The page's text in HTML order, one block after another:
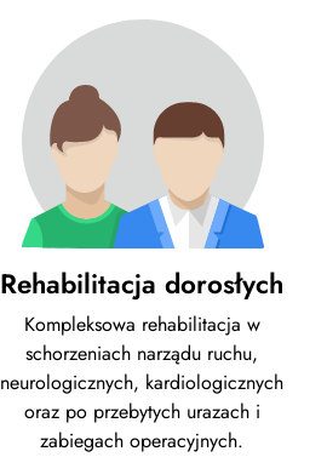
Rehabilitacja dorosłych
Kompleksowa rehabilitacja w
schorzeniach narządu ruchu,
neurologicznych, kardiologicznych
oraz po przebytych urazach i
zabiegach operacyjnych.